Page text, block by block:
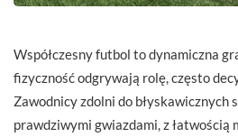
Współczesny futbol to dynamiczna
fizyczność odgrywają rolę, często
Zawodnicy zdolni do błyskawicznych
prawdziwymi gwiazdami, z łatwością